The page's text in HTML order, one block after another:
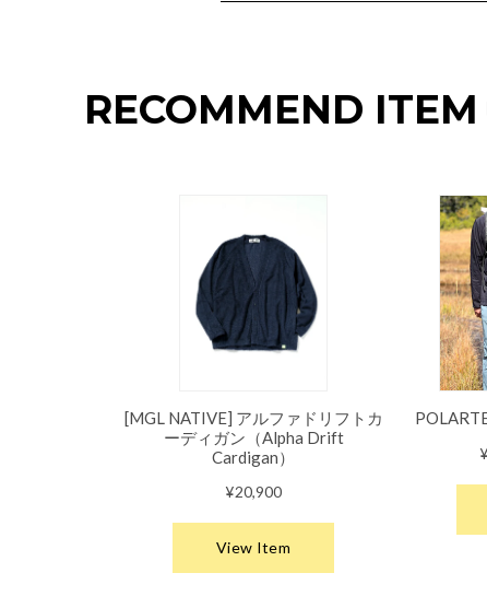
RECOMMEND ITEM